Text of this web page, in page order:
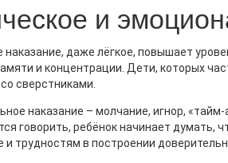
и
наказание, даже лёгкое, повышает
и концентрации. Дети, которых
сверстниками.
наказание – молчание, игнор,
говорить, ребёнок начинает думать,
и трудностям в построении